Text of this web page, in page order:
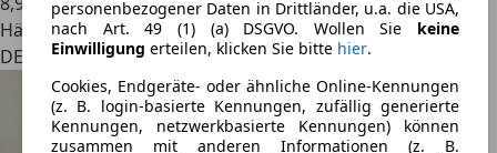
personenbezogener Daten in Drittländer, u.a. die USA,
nach Art. 49 (1) (a) DSGVO. Wollen Sie keine
Einwilligung erteilen, klicken Sie bitte hier.
Cookies, Endgeräte- oder ähnliche Online-Kennungen
(z. B. login-basierte Kennungen, zufällig generierte
Kennungen, netzwerkbasierte Kennungen) können
zusammen mit anderen Informationen (z. B.
Händler
DE 79206